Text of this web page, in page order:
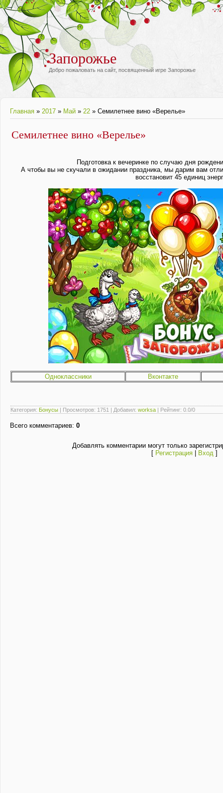
Запорожье
Добро пожаловать на сайт, посвященный игре Запорожье
Главная » 2017 » Май » 22 » Семилетнее вино «Верелье»
Семилетнее вино «Верелье»
Подготовка к вечеринке по случаю дня
А чтобы вы не скучали в ожидании праздника, мы дарим вам
восстановит 45 единиц
Одноклассники Вконтакте
Категория: Бонусы | Просмотров: 1751 | Добавил: worksa | Рейтинг: 0.0/0
Всего комментариев: 0
Добавлять комментарии могут только
[ Регистрация| Вход]